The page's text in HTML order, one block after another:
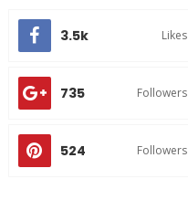
3.5k Likes
735 Followers
524 Followers